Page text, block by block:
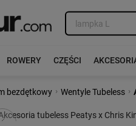
ROWERY CZĘŚCI
bezdętkowy › Wentyle Tubeless ›
Poprzedni